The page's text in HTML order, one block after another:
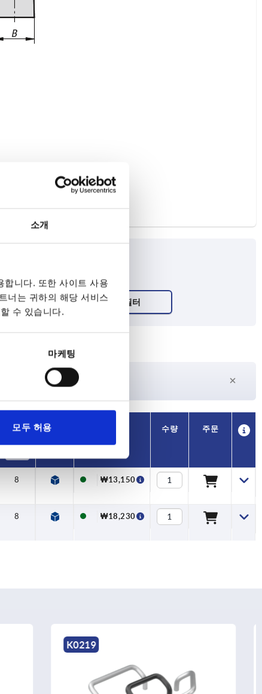
소개
합니다. 또한 사이트 사용
너는 귀하의 해당 서비스
수 있습니다.
마케팅
모두 허용CAD 수량 주문
8 ₩13,150
8 ₩18,230
K0218